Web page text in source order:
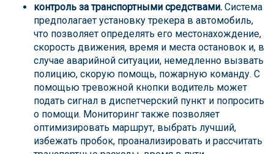
контроль за транспортными средствами. Система
предполагает установку трекера в автомобиль,
что позволяет определять его местонахождение,
скорость движения, время и места остановок и, в
случае аварийной ситуации, немедленно вызвать
полицию, скорую помощь, пожарную команду. С
помощью тревожной кнопки водитель может
подать сигнал в диспетчерский пункт и попросить
о помощи. Мониторинг также позволяет
оптимизировать маршрут, выбрать лучший,
избежать пробок, проанализировать и рассчитать